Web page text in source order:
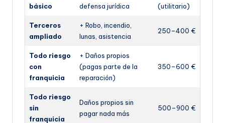
básico
defensa jurídica
(utilitario)
Terceros
ampliado
+ Robo, incendio,
lunas, asistencia
250–400 €
Todo riesgo
con
franquicia
+ Daños propios
(pagas parte de la
reparación)
350–600 €
Todo riesgo
sin
franquicia
Daños propios sin
pagar nada más
500–900 €